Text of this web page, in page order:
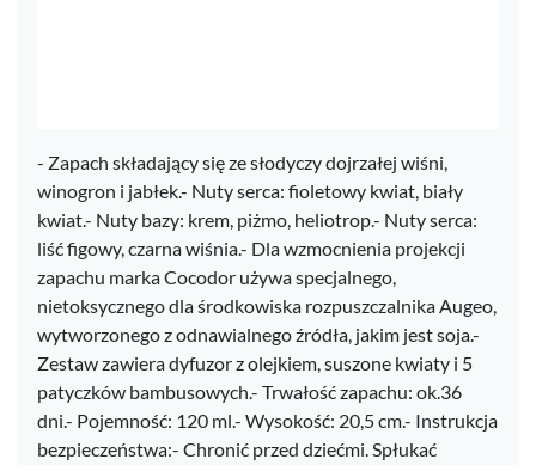
- Zapach składający się ze słodyczy dojrzałej wiśni,
winogron i jabłek.- Nuty serca: fioletowy kwiat, biały
kwiat.- Nuty bazy: krem, piżmo, heliotrop.- Nuty serca:
liść figowy, czarna wiśnia.- Dla wzmocnienia projekcji
zapachu marka Cocodor używa specjalnego,
nietoksycznego dla środkowiska rozpuszczalnika Augeo,
wytworzonego z odnawialnego źródła, jakim jest soja.-
Zestaw zawiera dyfuzor z olejkiem, suszone kwiaty i 5
patyczków bambusowych.- Trwałość zapachu: ok.36
dni.- Pojemność: 120 ml.- Wysokość: 20,5 cm.- Instrukcja
bezpieczeństwa:- Chronić przed dziećmi. Spłukać